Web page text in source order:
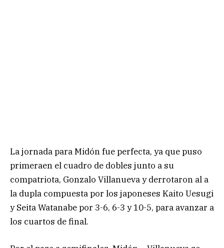
La jornada para Midón fue perfecta, ya que puso
primeraen el cuadro de dobles junto a su
compatriota, Gonzalo Villanueva y derrotaron al a
la dupla compuesta por los japoneses Kaito Uesugi
y Seita Watanabe por 3-6, 6-3 y 10-5, para avanzar a
los cuartos de final.